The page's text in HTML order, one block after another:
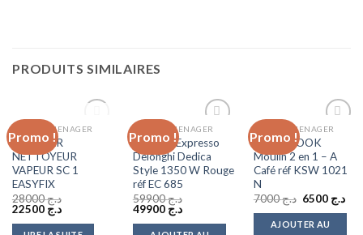
PRODUITS SIMILAIRES
Promo !
Add to
RUPTURE DE
STOCK
ELECTROMENAGER
KARCHER
NETTOYEUR
VAPEUR SC 1
EASYFIX
د.ج28000
Le
initial
د.ج 22500
Le
actuel
Promo !
Add to
wishlist
ELECTROMENAGER
Machine Expresso
Delonghi Dedica
Style 1350 W Rouge
réf EC 685
د.ج59900
Le
initial
د.ج 49900
Le
actuel
Promo !
Add to
wishlist
ELECTROMENAGER
PROFI COOK
Moulin 2 en 1 – A
Café réf KSW 1021
N
د.ج7000
Le
initial
était :
د.ج 6500
Le
AJOUTER AU